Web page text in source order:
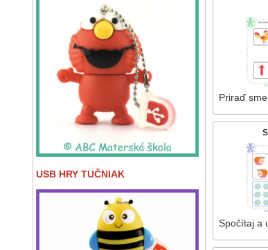
USB HRY TUČNIAK
Priraď
Spočítaj a